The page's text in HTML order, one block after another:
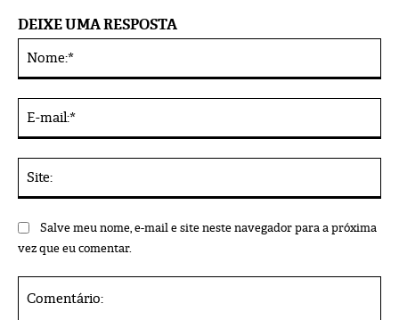
DEIXE UMA RESPOSTA
Salve meu nome, e-mail e site neste navegador para a próxima
vez que eu comentar.